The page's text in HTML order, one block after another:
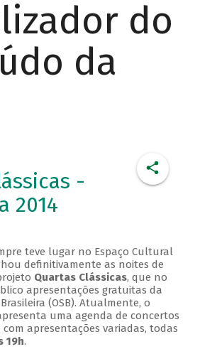
do
da
-
2014
teve lugar no Espaço Cultural
definitivamente as noites de
Quartas Clássicas, que no
apresentações gratuitas da
(OSB). Atualmente, o
uma agenda de concertos
apresentações variadas, todas
19h.